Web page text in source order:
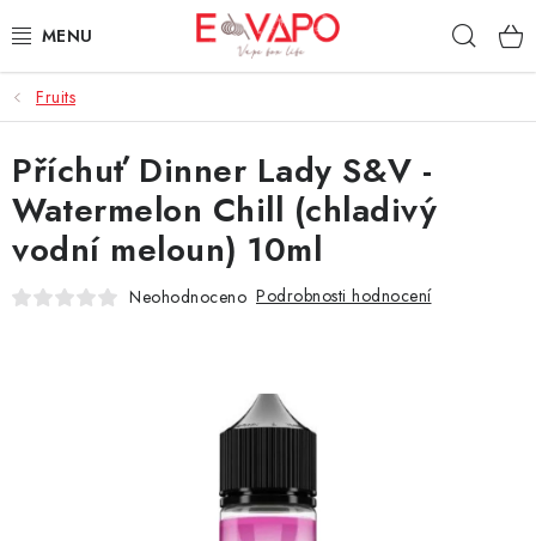
na
3D TISK
TIPY ZA DOBROU CENU
AROMATA A PŘÍCHUTĚ
BÁZE
Fruits
Příchuť Dinner Lady S&V -
Watermelon Chill (chladivý
vodní meloun) 10ml
Neohodnoceno Podrobnosti hodnocení